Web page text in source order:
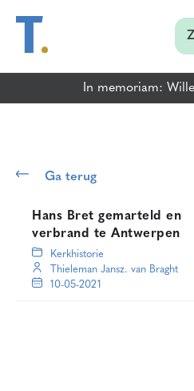
In memoriam:
Ga terug
Hans Bret gemarteld en
verbrand te Antwerpen
Kerkhistorie
Thieleman Jansz. van Braght
10-05-2021